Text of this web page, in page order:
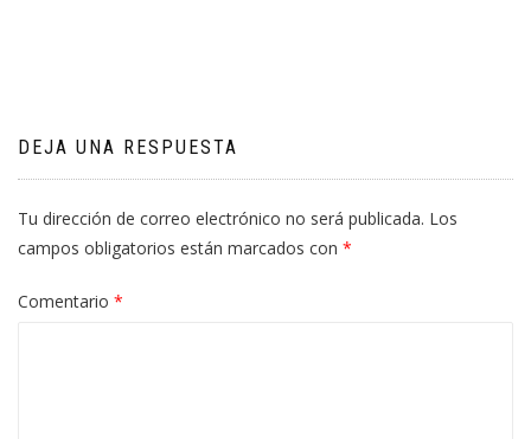
DEJA UNA RESPUESTA
Tu dirección de correo electrónico no será publicada. Los
campos obligatorios están marcados con *
Comentario *